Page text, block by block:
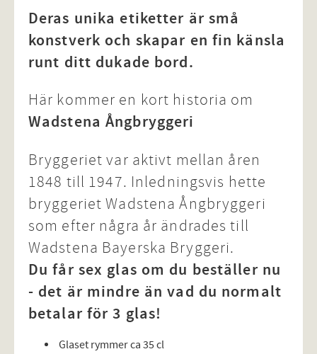
Deras unika etiketter är små
konstverk och skapar en fin känsla
runt ditt dukade bord.
Här kommer en kort historia om
Wadstena Ångbryggeri
Bryggeriet var aktivt mellan åren
1848 till 1947. Inledningsvis hette
bryggeriet Wadstena Ångbryggeri
som efter några år ändrades till
Wadstena Bayerska Bryggeri.
Du får sex glas om du beställer nu
- det är mindre än vad du normalt
betalar för 3 glas!
Glaset rymmer ca 35 cl